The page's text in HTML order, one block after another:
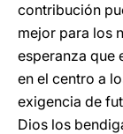
contribución
mejor para los
esperanza que
en el centro a
exigencia de
Dios los